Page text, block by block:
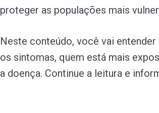
proteger as populações mais
Neste conteúdo, você vai
os sintomas, quem está mais
a doença. Continue a leitura e